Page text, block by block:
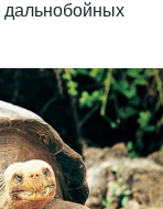
дальнобойных